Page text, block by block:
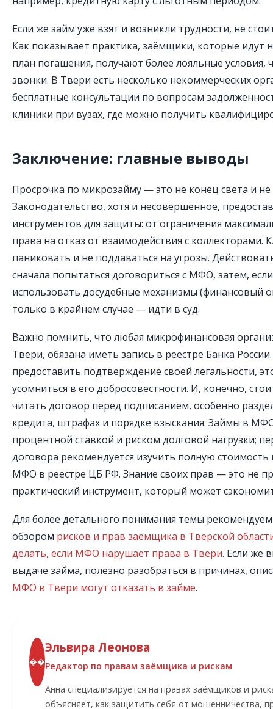
Если же займ уже взят и возникли трудности, не
Как показывает практика, заёмщики, которые идут
план погашения, получают более лояльные условия,
звонки. В Твери есть несколько некоммерческих
бесплатные консультации по вопросам
клиники при вузах, где можно получить
Заключение: главные выводы
Просрочка по микрозайму — это не конец света и
Законодательство, хотя и несовершенное,
инструментов для защиты: от ограничения
права на отказ от взаимодействия с
паниковать и не поддаваться на угрозы.
сначала попытаться договориться с МФО, затем,
использовать досудебные механизмы (финансовый
только в крайнем случае — идти в суд.
Важно помнить, что любая микрофинансовая
Твери, обязана иметь запись в реестре Банка
предоставить подтверждение своей легальности,
усомниться в его добросовестности. И, конечно,
читать договор перед подписанием, особенно
кредита, штрафах и порядке взыскания. Займы в
процентной ставкой и риском долговой нагрузки;
договора рекомендуется изучить полную
МФО в реестре ЦБ РФ. Знание своих прав — это не
практический инструмент, который может
Для более детального понимания темы
обзором рисков и прав заёмщика в Тверской
делать, если МФО нарушает права в Твери. Если же
выдаче займа, полезно разобраться в причинах,
МФО в Твери могут отказать в займе.
��
Эльвира Леонова
Редактор по правам заёмщика и рискам
Анна специализируется на правах заёмщиков и
объясняет, как защитить себя от мошенничества,